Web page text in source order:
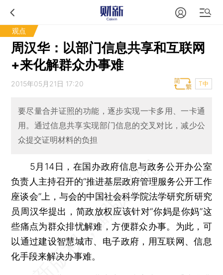
观点
周汉华：以部门信息共享和互联网
+来化解群众办事难
2015年05月21日 17:20 T中
要尽量合并证照的功能，逐步实现一卡多用、一卡通
用。通过信息共享实现部门信息的交叉对比，减少公
众提交证明材料的负担
5月14日，在国办政府信息与政务公开办公室
负责人主持召开的“推进基层政府管理服务公开工作
座谈会”上，与会的中国社会科学院法学研究所研究
员周汉华提出，简政放权应该针对“你妈是你妈”这
些痛点为群众排忧解难，方便群众办事。为此，可
以通过建设智慧城市、电子政府，用互联网、信息
化手段来解决办事难。